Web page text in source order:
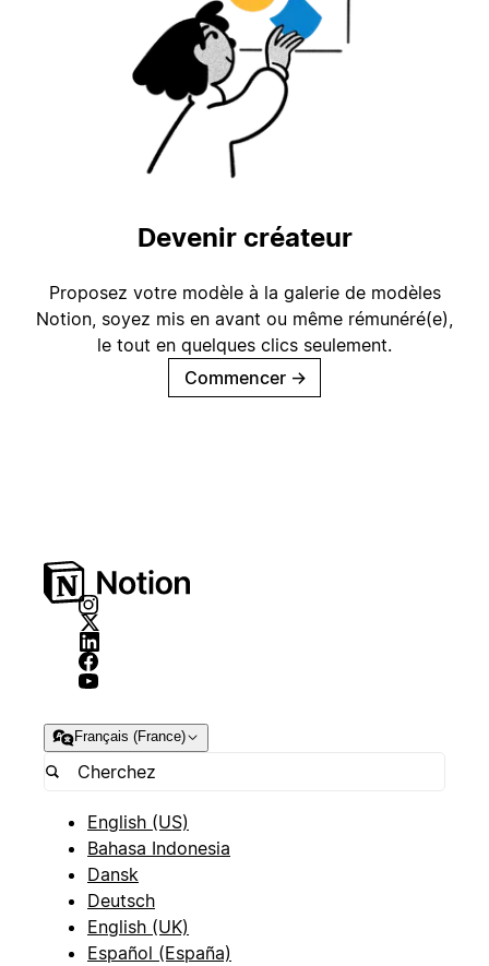
Devenir créateur
Proposez votre modèle à la galerie de modèles
Notion, soyez mis en avant ou même rémunéré(e),
le tout en quelques clics seulement.
Commencer →
Français (France)
English (US)
Bahasa Indonesia
Dansk
Deutsch
English (UK)
Español (España)